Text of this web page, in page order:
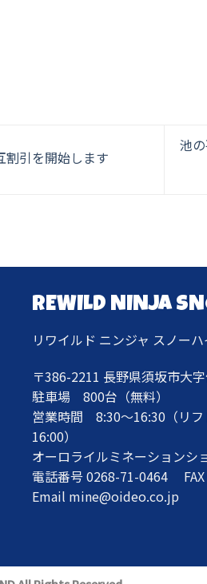
割引を開始します
池
REWILD NINJA
リワイルド ニンジャ スノー
〒386-2211 長野県須坂市大
駐車場 800台（無料）
営業時間 8:30〜16:30（リ
16:00）
オーロライルミネーションシ
電話番号 0268-71-0464
Email mine@oideo.co.jp